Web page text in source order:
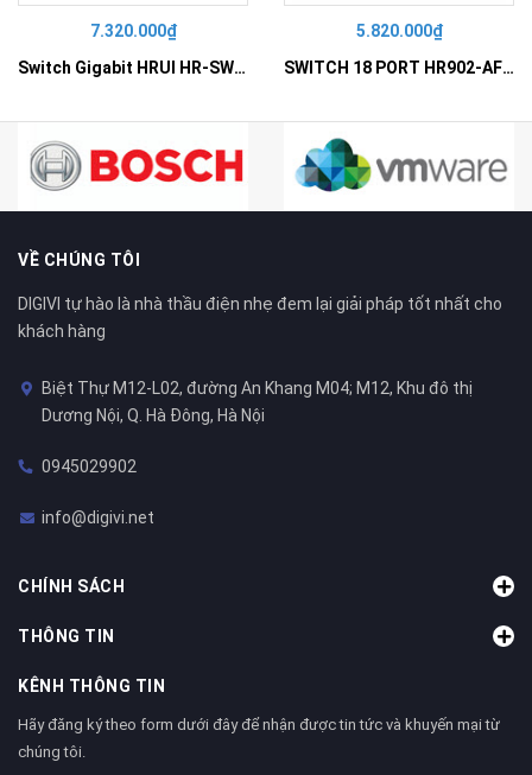
7.320.000₫
Switch Gigabit HRUI HR-SWG10240D
5.820.000₫
SWITCH 18 PORT HR902-AF162G-300 – Switch PoE 16 Cổng
VỀ CHÚNG TÔI
DIGIVI tự hào là nhà thầu điện nhẹ đem lại giải pháp tốt nhất cho
khách hàng
Biệt Thự M12-L02, đường An Khang M04; M12, Khu đô thị
Dương Nội, Q. Hà Đông, Hà Nội
0945029902
info@digivi.net
CHÍNH SÁCH
THÔNG TIN
KÊNH THÔNG TIN
Hãy đăng ký theo form dưới đây để nhận được tin tức và khuyến mại từ
chúng tôi.